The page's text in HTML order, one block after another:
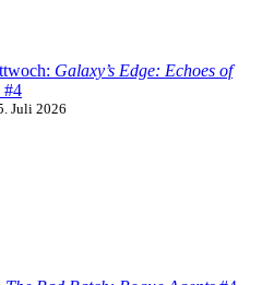
Galaxy’s Edge: Echoes of
#4
Juli 2026